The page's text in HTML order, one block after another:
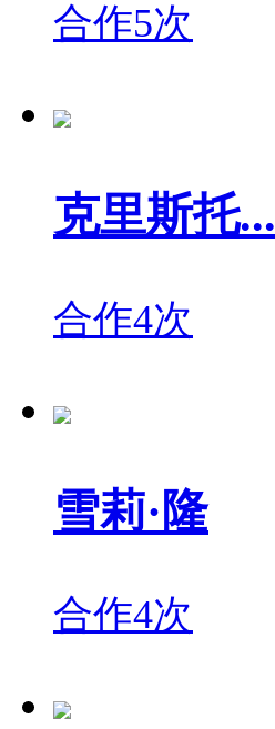
合作5次
克里斯托...
合作4次
雪莉·隆
合作4次